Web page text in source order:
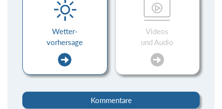
Wetter-
vorhersage
Videos
und Audio
Kommentare